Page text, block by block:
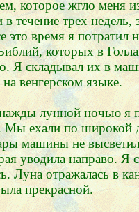
которое жгло меня
течение трех недель,
это время я потратил
которых в
Я складывал их в
венгерском языке.
лунной ночью я
Мы ехали по широкой
машины не
уводила направо. Я
Луна отражалась в
прекрасной.